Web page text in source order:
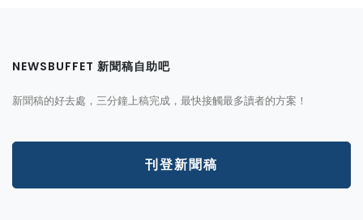
NEWSBUFFET 新聞稿自助吧
新聞稿的好去處，三分鐘上稿完成，最快接觸最多讀者的方案！
刊登新聞稿